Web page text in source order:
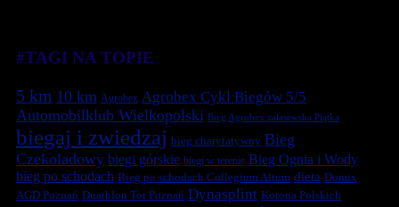
#TAGI NA TOPIE
5 km 10 km Agrobex Agrobex Cykl Biegów 5/5
Automobilklub Wielkopolski Bieg Agrobex zalasewska Piątka
biegaj i zwiedzaj bieg charytatywny Bieg
Czekoladowy biegi górskie biegi w terenie Bieg Ognia i Wody
bieg po schodach Bieg po schodach Collegium Altum dieta Domix
AGD Poznań Duathlon Tor Poznań Dynasplint Korona Polskich